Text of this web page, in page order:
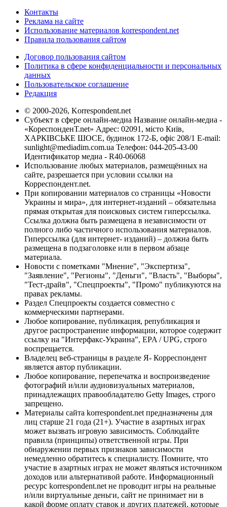
Контакты
Реклама на сайте
Использование материалов korrespondent.net
Правила пользования сайтом
Договор пользования сайтом
Политика в сфере конфиденциальности и персональных
данных
Пользовательское соглашение
Редакция
© 2000-2026, Korrespondent.net
Субъект в сфере онлайн-медиа Название онлайн-медиа -
«КореспонденТ.net» Адрес: 02091, місто Київ,
ХАРКІВСЬКЕ ШОСЕ, будинок 172-Б, офіс 208/1 E-mail:
sunlight@mediadim.com.ua Телефон: 044-205-43-00
Идентификатор медиа - R40-06068
Использование любых материалов, размещённых на
сайте, разрешается при условии ссылки на
Корреспондент.net.
При копировании материалов со страницы «Новости
Украины и мира», для интернет-изданий – обязательна
прямая открытая для поисковых систем гиперссылка.
Ссылка должна быть размещена в независимости от
полного либо частичного использования материалов.
Гиперссылка (для интернет- изданий) – должна быть
размещена в подзаголовке или в первом абзаце
материала.
Новости с пометками "Мнение", "Экспертиза",
"Заявление", "Регионы", "Деньги", "Власть", "Выборы",
"Тест-драйв", "Спецпроекты", "Промо" публикуются на
правах рекламы.
Раздел Спецпроекты создается совместно с
коммерческими партнерами.
Любое копирование, публикация, републикация и
другое распространение информации, которое содержит
ссылку на "Интерфакс-Украина", EPA / UPG, строго
воспрещается.
Владелец веб-страницы в разделе Я- Корреспондент
является автор публикации.
Любое копирование, перепечатка и воспроизведение
фотографий и/или аудиовизуальных материалов,
принадлежащих правообладателю Getty Images, строго
запрещено.
Материалы сайта korrespondent.net предназначены для
лиц старше 21 года (21+). Участие в азартных играх
может вызвать игровую зависимость. Соблюдайте
правила (принципы) ответственной игры. При
обнаружении первых признаков зависимости
немедленно обратитесь к специалисту. Помните, что
участие в азартных играх не может являться источником
доходов или альтернативой работе. Информационный
ресурс korrespondent.net не проводит игры на реальные
и/или виртуальные деньги, сайт не принимает ни в
какой форме оплату ставок и других платежей, которые